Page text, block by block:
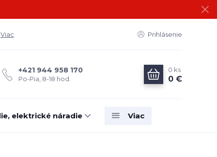
Viac Prihlásenie
+421 944 958 170
Po-Pia, 8-18 hod.
0 ks
0 €
elektrické náradie Viac